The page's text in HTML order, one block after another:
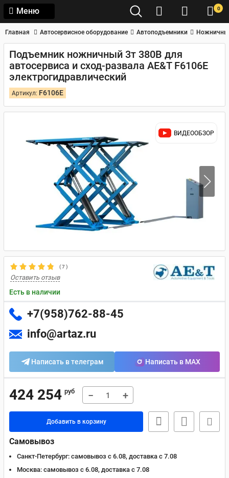
Меню 0
Главная Автосервисное оборудование Автоподъемники
Подъемник ножничный 3т 380В для
автосервиса и сход-развала AE&T F6106E
электрогидравлический
Артикул: F6106E
ВИДЕООБЗОР
(7)
Оставить отзыв
Есть в наличии
+7(958)762-88-45
info@artaz.ru
Написать в телеграм Написать в MAX
424 254 руб − +
Добавить в корзину
Самовывоз
Санкт-Петербург: самовывоз с 6.08, доставка c 7.08
Москва: самовывоз с 6.08, доставка c 7.08